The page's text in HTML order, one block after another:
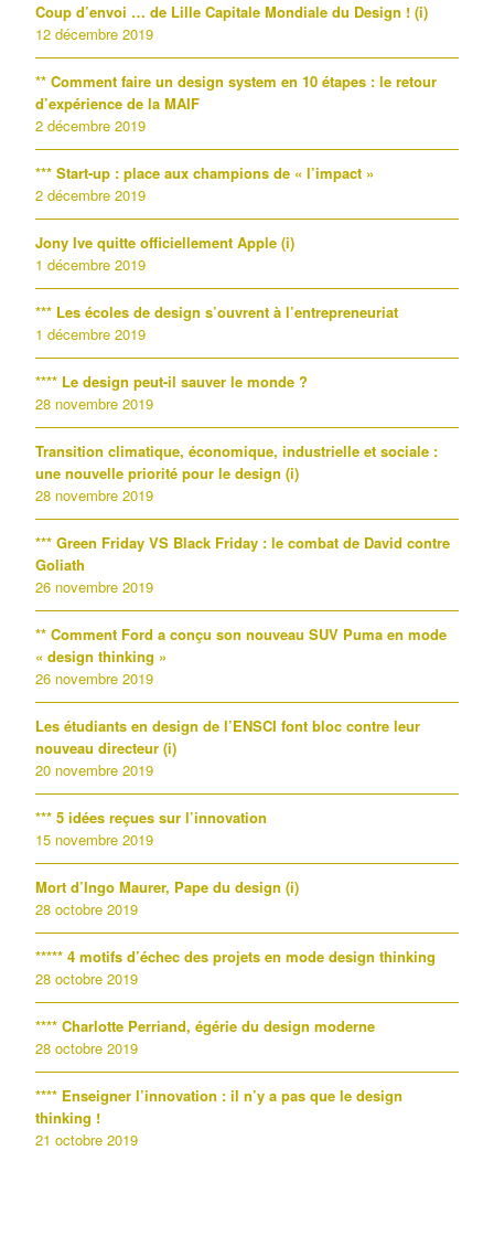
Coup d’envoi … de Lille Capitale Mondiale du Design ! (i)
12 décembre 2019
** Comment faire un design system en 10 étapes : le retour
d’expérience de la MAIF
2 décembre 2019
*** Start-up : place aux champions de « l’impact »
2 décembre 2019
Jony Ive quitte officiellement Apple (i)
1 décembre 2019
*** Les écoles de design s’ouvrent à l’entrepreneuriat
1 décembre 2019
**** Le design peut-il sauver le monde ?
28 novembre 2019
Transition climatique, économique, industrielle et sociale :
une nouvelle priorité pour le design (i)
28 novembre 2019
*** Green Friday VS Black Friday : le combat de David contre
Goliath
26 novembre 2019
** Comment Ford a conçu son nouveau SUV Puma en mode
« design thinking »
26 novembre 2019
Les étudiants en design de l’ENSCI font bloc contre leur
nouveau directeur (i)
20 novembre 2019
*** 5 idées reçues sur l’innovation
15 novembre 2019
Mort d’Ingo Maurer, Pape du design (i)
28 octobre 2019
***** 4 motifs d’échec des projets en mode design thinking
28 octobre 2019
**** Charlotte Perriand, égérie du design moderne
28 octobre 2019
**** Enseigner l’innovation : il n’y a pas que le design
thinking !
21 octobre 2019